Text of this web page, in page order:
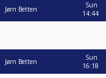
Jørn Betten
Sun
14:44
Jørn Betten
Sun
16:18